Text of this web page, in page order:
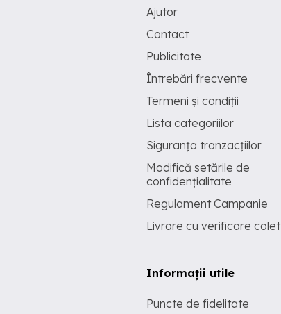
Ajutor
Contact
Publicitate
Întrebări frecvente
Termeni și condiții
Lista categoriilor
Siguranța tranzacțiilor
Modifică setările de
confidențialitate
Regulament Campanie
Livrare cu verificare colet
Informații utile
Puncte de fidelitate